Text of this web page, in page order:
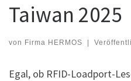
Taiwan 2025
von Firma HERMOS |
Egal, ob RFID-Loadport-